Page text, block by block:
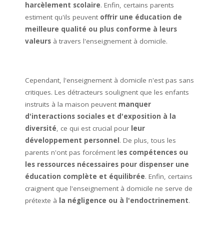
harcèlement scolaire. Enfin, certains parents
estiment qu'ils peuvent offrir une éducation de
meilleure qualité ou plus conforme à leurs
valeurs à travers l'enseignement à domicile.
Cependant, l'enseignement à domicile n'est pas sans
critiques. Les détracteurs soulignent que les enfants
instruits à la maison peuvent manquer
d'interactions sociales et d'exposition à la
diversité, ce qui est crucial pour leur
développement personnel. De plus, tous les
parents n'ont pas forcément les compétences ou
les ressources nécessaires pour dispenser une
éducation complète et équilibrée. Enfin, certains
craignent que l'enseignement à domicile ne serve de
prétexte à la négligence ou à l'endoctrinement.